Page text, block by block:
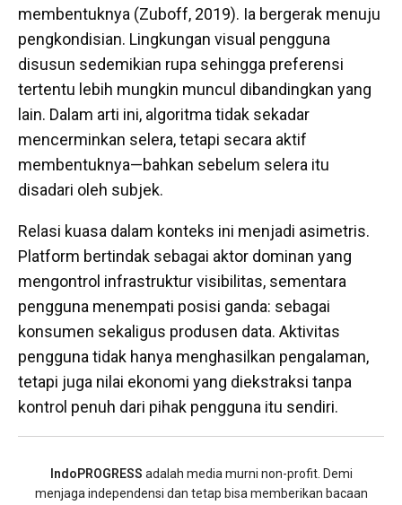
membentuknya (Zuboff, 2019). Ia bergerak menuju
pengkondisian. Lingkungan visual pengguna
disusun sedemikian rupa sehingga preferensi
tertentu lebih mungkin muncul dibandingkan yang
lain. Dalam arti ini, algoritma tidak sekadar
mencerminkan selera, tetapi secara aktif
membentuknya—bahkan sebelum selera itu
disadari oleh subjek.
Relasi kuasa dalam konteks ini menjadi asimetris.
Platform bertindak sebagai aktor dominan yang
mengontrol infrastruktur visibilitas, sementara
pengguna menempati posisi ganda: sebagai
konsumen sekaligus produsen data. Aktivitas
pengguna tidak hanya menghasilkan pengalaman,
tetapi juga nilai ekonomi yang diekstraksi tanpa
kontrol penuh dari pihak pengguna itu sendiri.
IndoPROGRESS adalah media murni non-profit. Demi
menjaga independensi dan tetap bisa memberikan bacaan